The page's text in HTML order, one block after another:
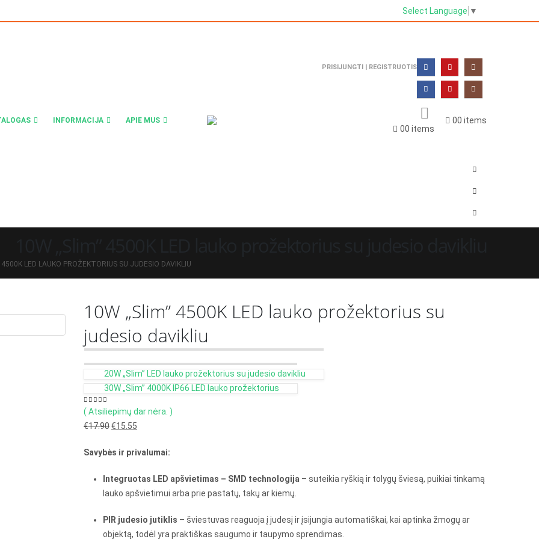
Select Language ▼
PRISIJUNGTI | REGISTRUOTIS
INFORMACIJA APIE MUS
00 items
00 items
4500K LED LAUKO PROŽEKTORIUS SU JUDESIO DAVIKLIU
10W „Slim” 4500K LED lauko prožektorius su
judesio davikliu
20W „Slim” LED lauko prožektorius su judesio davikliu
30W „Slim” 4000K IP66 LED lauko prožektorius
0 out of 5
( Atsiliepimų dar nėra. )
€17.90Original
was:
€15.55
is:
Savybės ir privalumai:
Integruotas LED apšvietimas – SMD technologija – suteikia ryškią ir tolygų šviesą, puikiai tinkamą
lauko apšvietimui arba prie pastatų, takų ar kiemų.
PIR judesio jutiklis – šviestuvas reaguoja į judesį ir įsijungia automatiškai, kai aptinka žmogų ar
objektą, todėl yra praktiškas saugumo ir taupymo sprendimas.